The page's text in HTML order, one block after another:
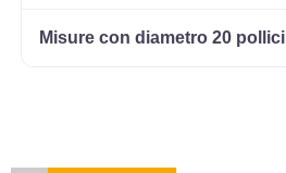
Misure con diametro 20 pollici